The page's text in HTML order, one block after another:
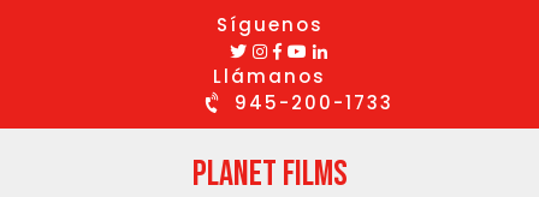
Síguenos
Llámanos
945-200-1733
Planet Films